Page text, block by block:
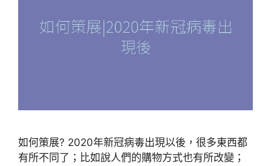
如何策展? 2020年新冠病毒出現以後，很多東西都
有所不同了；比如說人們的購物方式也有所改變；